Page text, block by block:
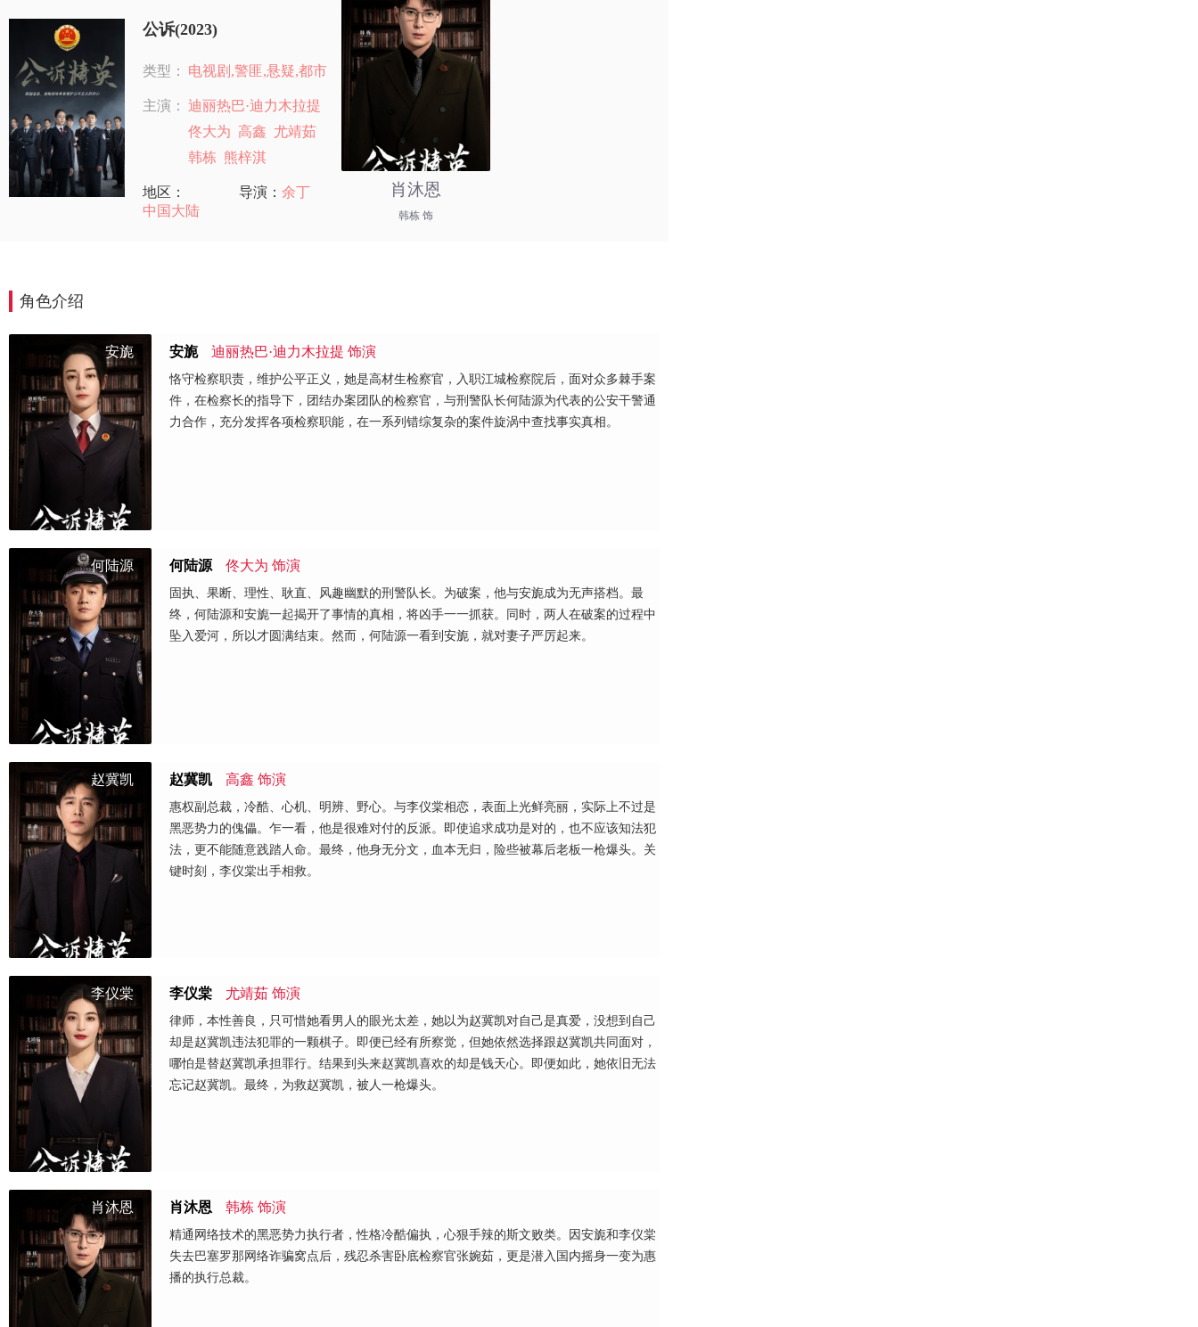
公诉(2023)
类型： 电视剧,警匪,悬疑,都市
主演： 迪丽热巴·迪力木拉提
佟大为 高鑫 尤靖茹
韩栋 熊梓淇
地区：
中国大陆
导演： 余丁 肖沐恩
韩栋 饰
角色介绍
安旎 安旎 迪丽热巴·迪力木拉提 饰演
恪守检察职责，维护公平正义，她是高材生检察官，入职江城检察院后，面对众多棘手案
件，在检察长的指导下，团结办案团队的检察官，与刑警队长何陆源为代表的公安干警通
力合作，充分发挥各项检察职能，在一系列错综复杂的案件旋涡中查找事实真相。
何陆源 何陆源 佟大为 饰演
固执、果断、理性、耿直、风趣幽默的刑警队长。为破案，他与安旎成为无声搭档。最
终，何陆源和安旎一起揭开了事情的真相，将凶手一一抓获。同时，两人在破案的过程中
坠入爱河，所以才圆满结束。然而，何陆源一看到安旎，就对妻子严厉起来。
赵冀凯 赵冀凯 高鑫 饰演
惠权副总裁，冷酷、心机、明辨、野心。与李仪棠相恋，表面上光鲜亮丽，实际上不过是
黑恶势力的傀儡。乍一看，他是很难对付的反派。即使追求成功是对的，也不应该知法犯
法，更不能随意践踏人命。最终，他身无分文，血本无归，险些被幕后老板一枪爆头。关
键时刻，李仪棠出手相救。
李仪棠 李仪棠 尤靖茹 饰演
律师，本性善良，只可惜她看男人的眼光太差，她以为赵冀凯对自己是真爱，没想到自己
却是赵冀凯违法犯罪的一颗棋子。即便已经有所察觉，但她依然选择跟赵冀凯共同面对，
哪怕是替赵冀凯承担罪行。结果到头来赵冀凯喜欢的却是钱天心。即便如此，她依旧无法
忘记赵冀凯。最终，为救赵冀凯，被人一枪爆头。
肖沐恩 肖沐恩 韩栋 饰演
精通网络技术的黑恶势力执行者，性格冷酷偏执，心狠手辣的斯文败类。因安旎和李仪棠
失去巴塞罗那网络诈骗窝点后，残忍杀害卧底检察官张婉茹，更是潜入国内摇身一变为惠
播的执行总裁。